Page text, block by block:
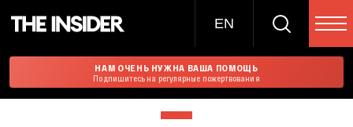
EN
НАМ ОЧЕНЬ НУЖНА ВАША ПОМОЩЬ
Подпишитесь на регулярные пожертвования